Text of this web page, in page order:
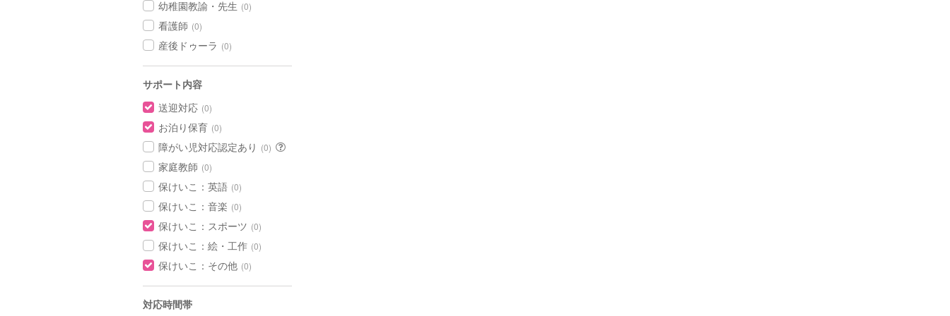
幼稚園教諭・先生 (0)
看護師 (0)
産後ドゥーラ (0)
サポート内容
送迎対応 (0)
お泊り保育 (0)
障がい児対応認定あり (0)
家庭教師 (0)
保けいこ：英語 (0)
保けいこ：音楽 (0)
保けいこ：スポーツ (0)
保けいこ：絵・工作 (0)
保けいこ：その他 (0)
対応時間帯